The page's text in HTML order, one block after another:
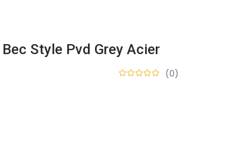
Style Pvd Grey Acier
(0)